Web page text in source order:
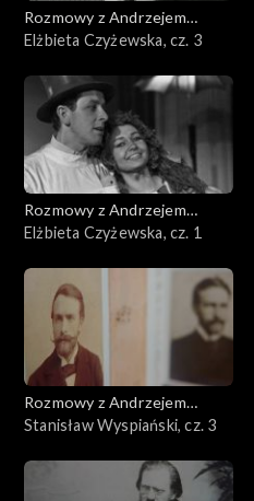
Rozmowy z Andrzejem
Doboszem
Elżbieta Czyżewska, cz. 3
Rozmowy z Andrzejem
Doboszem
Elżbieta Czyżewska, cz. 1
Rozmowy z Andrzejem
Doboszem
Stanisław Wyspiański, cz. 3